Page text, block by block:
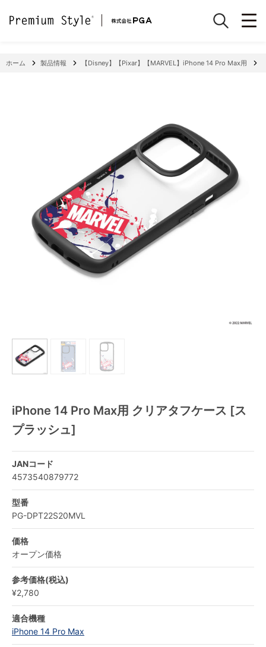
ホーム 製品情報 【Disney】【Pixar】【MARVEL】iPhone 14 Pro Max用
iPhone 14 Pro Max用 クリアタフケース [ス
プラッシュ]
JANコード
4573540879772
型番
PG-DPT22S20MVL
価格
オープン価格
参考価格(税込)
¥2,780
適合機種
iPhone 14 Pro Max